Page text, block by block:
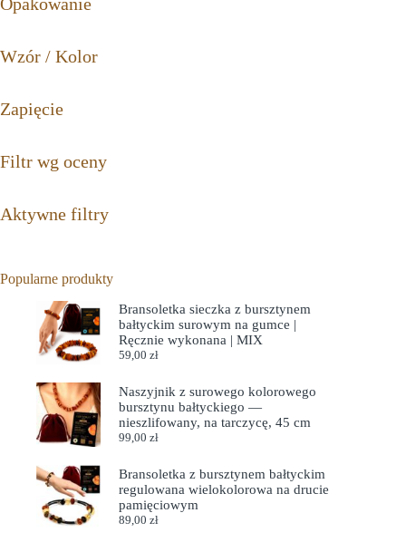
Wzór / Kolor
Zapięcie
Filtr wg oceny
Aktywne filtry
Popularne produkty
Bransoletka sieczka z bursztynem
bałtyckim surowym na gumce |
Ręcznie wykonana | MIX
59,00 zł
Naszyjnik z surowego kolorowego
bursztynu bałtyckiego —
nieszlifowany, na tarczycę, 45 cm
99,00 zł
Bransoletka z bursztynem bałtyckim
regulowana wielokolorowa na drucie
pamięciowym
89,00 zł